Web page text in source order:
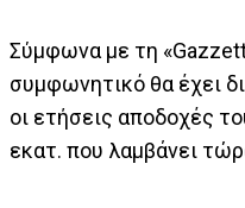
Σύμφωνα με τη
συμφωνητικό θα έχει
οι ετήσεις αποδοχές
εκατ. που λαμβάνει